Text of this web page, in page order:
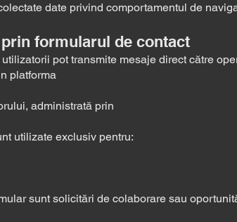
date privind comportamentul de
formularul de contact
pot transmite mesaje direct către
platforma
administrată prin
utilizate exclusiv pentru:
sunt solicitări de colaborare sau